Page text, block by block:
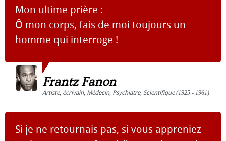
Mon ultime prière :
Ô mon corps, fais de moi toujours un
homme qui interroge !
Frantz Fanon
Artiste, écrivain, Médecin, Psychiatre, Scientifique(1925 - 1961)
Si je ne retournais pas, si vous appreniez